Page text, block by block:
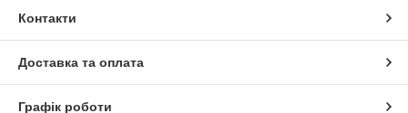
Контакти
Доставка та оплата
Графік роботи